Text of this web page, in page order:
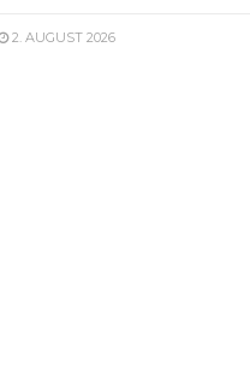
2. AUGUST 2026